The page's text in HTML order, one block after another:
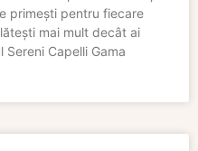
primești pentru fiecare
mai mult decât ai
Capelli Gama